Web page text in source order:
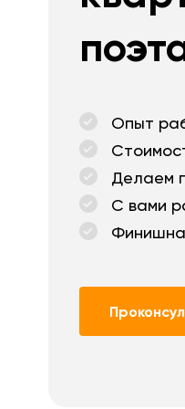
Опыт
Делаем
С вами